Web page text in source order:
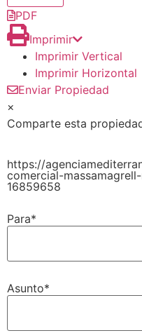
PDF
Imprimir
Imprimir Vertical
Imprimir Horizontal
Enviar Propiedad
×
Comparte esta
https://
comercial-
16859658
Para*
Asunto*